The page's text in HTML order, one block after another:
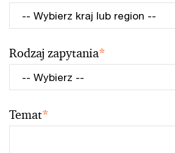
Rodzaj zapytania*
Temat*